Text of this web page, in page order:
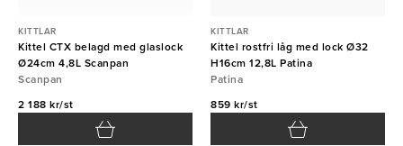
KITTLAR
Kittel CTX belagd med glaslock
Ø24cm 4,8L Scanpan
Scanpan
2 188 kr/st
KITTLAR
Kittel rostfri låg med lock Ø32
H16cm 12,8L Patina
Patina
859 kr/st